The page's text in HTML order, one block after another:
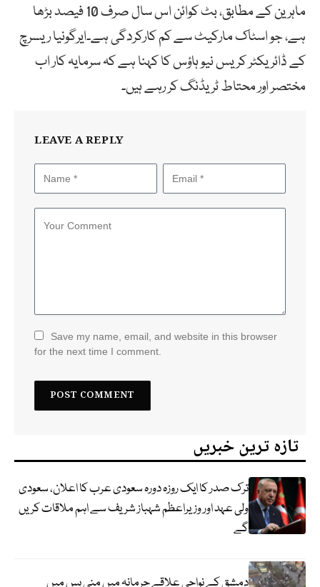
ماہرین کے مطابق، بٹ کوائن اس سال صرف 10 فیصد بڑھا
ہے، جو اسٹاک مارکیٹ سے کم کارکردگی ہے۔ایرگونیا ریسرچ
کے ڈائریکٹر کریس نیو ہاؤس کا کہنا ہے کہ سرمایہ کار اب
مختصر اور محتاط ٹریڈنگ کر رہے ہیں۔
LEAVE A REPLY
Save my name, email, and website in this browser
for the next time I comment.
تازہ ترین خبریں
ترک صدر کا ایک روزہ دورہ سعودی عرب کا اعلان، سعودی
ولی عہد اور وزیراعظم شہباز شریف سے اہم ملاقات کریں
گے
دمشق کے نواحی علاقے جرمانہ میں منی بس میں